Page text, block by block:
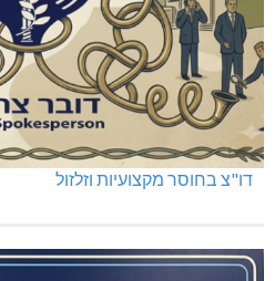
דו"צ בחוסר מקצועיות וזלזול